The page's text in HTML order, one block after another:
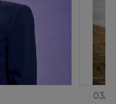
03/